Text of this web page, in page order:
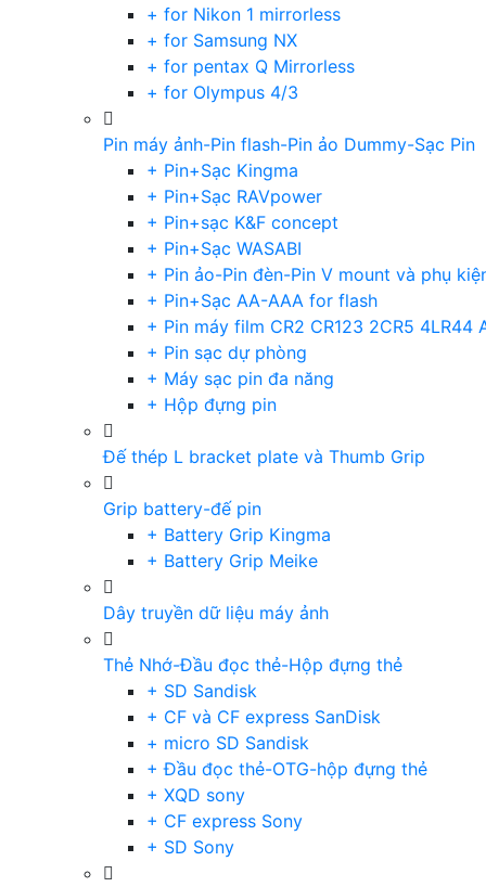
+ for Nikon 1 mirrorless
+ for Samsung NX
+ for pentax Q Mirrorless
+ for Olympus 4/3
Pin máy ảnh-Pin flash-Pin ảo Dummy-Sạc Pin
+ Pin+Sạc Kingma
+ Pin+Sạc RAVpower
+ Pin+sạc K&F concept
+ Pin+Sạc WASABI
+ Pin ảo-Pin đèn-Pin V mount và phụ
+ Pin+Sạc AA-AAA for flash
+ Pin máy film CR2 CR123 2CR5 4LR44
+ Pin sạc dự phòng
+ Máy sạc pin đa năng
+ Hộp đựng pin
Đế thép L bracket plate và Thumb Grip
Grip battery-đế pin
+ Battery Grip Kingma
+ Battery Grip Meike
Dây truyền dữ liệu máy ảnh
Thẻ Nhớ-Đầu đọc thẻ-Hộp đựng thẻ
+ SD Sandisk
+ CF và CF express SanDisk
+ micro SD Sandisk
+ Đầu đọc thẻ-OTG-hộp đựng thẻ
+ XQD sony
+ CF express Sony
+ SD Sony